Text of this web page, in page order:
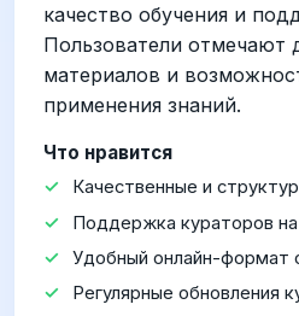
качество обучения и
Пользователи отмечают
материалов и
применения знаний.
Что нравится
Качественные и
Поддержка кураторов
Удобный онлайн-формат
Регулярные обновления